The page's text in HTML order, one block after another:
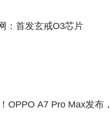
：首发玄戒O3芯片
OPPO A7 Pro Max发布